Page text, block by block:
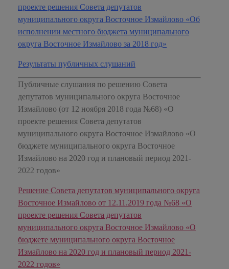
проекте решения Совета депутатов
муниципального округа Восточное Измайлово «Об
исполнении местного бюджета муниципального
округа Восточное Измайлово за 2018 год»
Результаты публичных слушаний
Публичные слушания по решению Совета
депутатов муниципального округа Восточное
Измайлово (от 12 ноября 2018 года №68) «О
проекте решения Совета депутатов
муниципального округа Восточное Измайлово «О
бюджете муниципального округа Восточное
Измайлово на 2020 год и плановый период 2021-
2022 годов»
Решение Совета депутатов муниципального округа
Восточное Измайлово от 12.11.2019 года №68 «О
проекте решения Совета депутатов
муниципального округа Восточное Измайлово «О
бюджете муниципального округа Восточное
Измайлово на 2020 год и плановый период 2021-
2022 годов»